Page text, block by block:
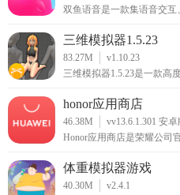
双鱼语音是一款集语音交互
三维模拟器1.5.23
83.27M
v1.10.23
三维模拟器1.5.23是一款高
honor应用商店
46.38M
vv13.6.1.301 安卓
Honor应用商店是荣耀公司
体重模拟器游戏
40.30M v2.4.1